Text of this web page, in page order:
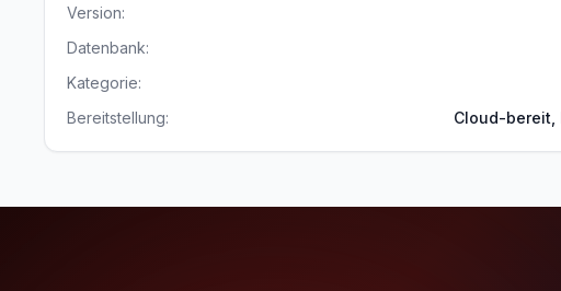
Version:
Datenbank:
Kategorie:
Bereitstellung:
Cloud-bereit,